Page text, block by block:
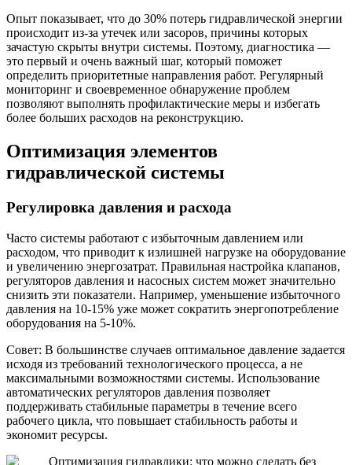
Опыт показывает, что до 30% потерь гидравлической энергии
происходит из-за утечек или засоров, причины которых
зачастую скрыты внутри системы. Поэтому, диагностика —
это первый и очень важный шаг, который поможет
определить приоритетные направления работ. Регулярный
мониторинг и своевременное обнаружение проблем
позволяют выполнять профилактические меры и избегать
более больших расходов на реконструкцию.
Оптимизация элементов
гидравлической системы
Регулировка давления и расхода
Часто системы работают с избыточным давлением или
расходом, что приводит к излишней нагрузке на оборудование
и увеличению энергозатрат. Правильная настройка клапанов,
регуляторов давления и насосных систем может значительно
снизить эти показатели. Например, уменьшение избыточного
давления на 10-15% уже может сократить энергопотребление
оборудования на 5-10%.
Совет: В большинстве случаев оптимальное давление задается
исходя из требований технологического процесса, а не
максимальными возможностями системы. Использование
автоматических регуляторов давления позволяет
поддерживать стабильные параметры в течение всего
рабочего цикла, что повышает стабильность работы и
экономит ресурсы.